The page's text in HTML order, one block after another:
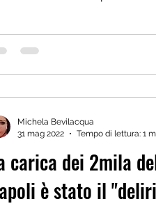
carica dei 2mila
è stato il
Michela Bevilacqua
31 mag 2022
Tempo di lettura: 1